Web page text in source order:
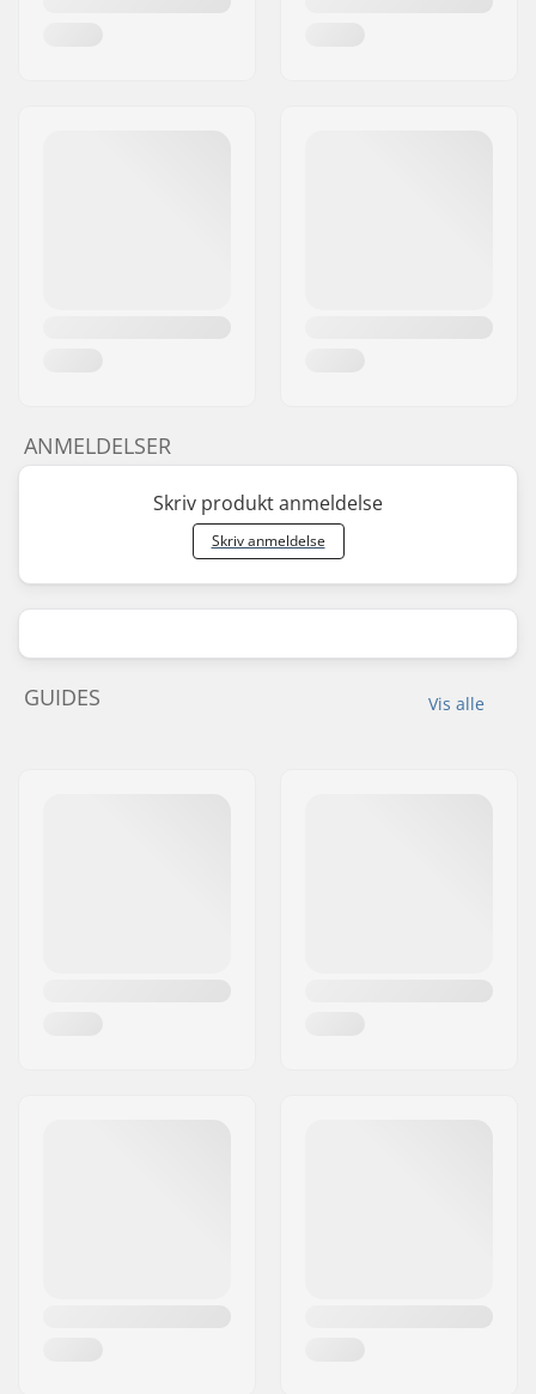
ANMELDELSER
Skriv produkt anmeldelse
Skriv anmeldelse
Vis alle
GUIDES